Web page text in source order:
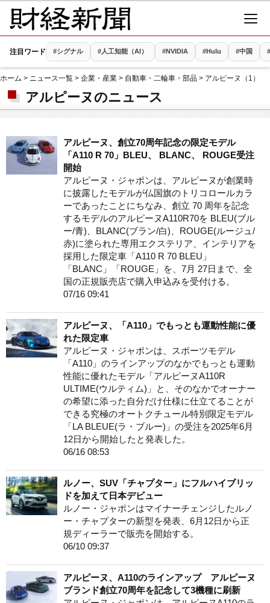
注目ワード #シグナル #人工知能（AI） #NVIDIA #Hulu #中国
ホーム > ニュース一覧 > 企業・産業 > 自動車・二輪車・部品 > アルピーヌ（1）
アルピーヌのニュース
アルピーヌ、創立70周年記念の限定モデル
「A110 R 70」BLEU、 BLANC、 ROUGE受注
開始
アルピーヌ・ジャポンは、アルピーヌが創業時
に披露したモデルが仏国旗のトリコロールカラ
ーであったことにちなみ、創立 70 周年を記念
するモデルのアルピーヌA110R70を BLEU(ブル
ー/青)、BLANC(ブラン/白)、ROUGE(ルージュ/
赤)に塗られた専用エクステリア、インテリアを
採用した限定車「A110 R 70 BLEU」
「BLANC」「ROUGE」を、7月 27日まで、全
国の正規販売店で購入申込みを受付ける。
07/16 09:41
アルピーヌ、「A110」でもっとも運動性能に優
れた限定車
アルピーヌ・ジャポンは、スポーツモデル
「A110」のラインアップのなかでもっとも運動
性能に優れたモデル「アルピーヌA110R
ULTIME(ウルティム)」と、そのなかでオーナー
の希望に添った自分だけ仕様に仕立てることが
できる究極のオートクチュール特別限定モデル
「LA BLEUE(ラ・ブルー)」の受注を2025年6月
12日から開始したと発表した。
06/16 08:53
ルノー、SUV「チャプター」にフルハイブリッ
ドを加えて日本デビュー
ルノー・ジャポンはマイナーチェンジしたルノ
ー・チャプターの新型を発表、6月12日から正
規ディーラーで販売を開始する。
06/10 09:37
アルピーヌ、A110のラインアップ アルピーヌ
ブランド創立70周年を記念して3機種に刷新